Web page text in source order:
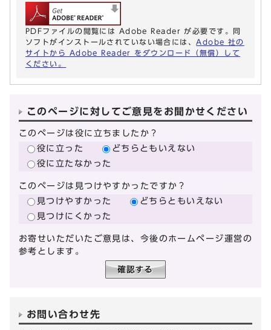
PDFファイルの閲覧には Adobe Reader が必要です。同
ソフトがインストールされていない場合には、 Adobe 社の
サイトから Adobe Reader をダウンロード（無償）して
ください。
このページに対してご意見をお聞かせください
このページは役に立ちましたか？
役に立った
どちらともいえない
役に立たなかった
このページは見つけやすかったですか？
見つけやすかった
どちらともいえない
見つけにくかった
お寄せいただいたご意見は、今後のホームページ運営の
参考とします。
お問い合わせ先